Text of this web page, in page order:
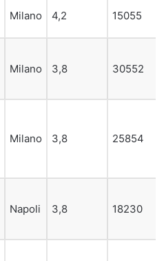
Milano 4,2 15055
Milano 3,8 30552
Milano 3,8 25854
Napoli 3,8 18230